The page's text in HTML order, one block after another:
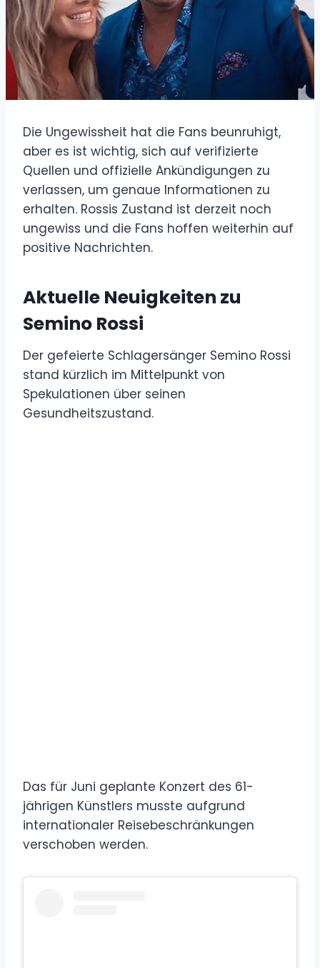
Die Ungewissheit hat die Fans beunruhigt,
aber es ist wichtig, sich auf verifizierte
Quellen und offizielle Ankündigungen zu
verlassen, um genaue Informationen zu
erhalten. Rossis Zustand ist derzeit noch
ungewiss und die Fans hoffen weiterhin auf
positive Nachrichten.
Aktuelle Neuigkeiten zu
Semino Rossi
Der gefeierte Schlagersänger Semino Rossi
stand kürzlich im Mittelpunkt von
Spekulationen über seinen
Gesundheitszustand.
Das für Juni geplante Konzert des 61-
jährigen Künstlers musste aufgrund
internationaler Reisebeschränkungen
verschoben werden.